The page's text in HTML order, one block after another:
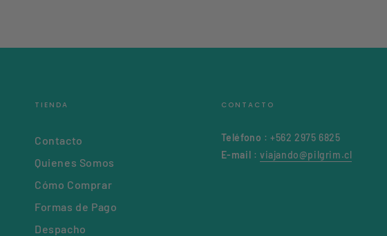
TIENDA
Contacto
Quienes Somos
Cómo Comprar
Formas de Pago
Despacho
CONTACTO
Teléfono : +562 2975 6825
E-mail : viajando@pilgrim.cl